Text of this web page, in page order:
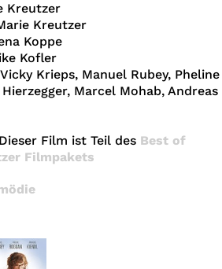
Kreutzer
Kreutzer
Koppe
Kofler
Vicky Krieps, Manuel Rubey, Pheline
Hierzegger, Marcel Mohab, Andreas
Dieser Film ist Teil des Best of
Filmpakets